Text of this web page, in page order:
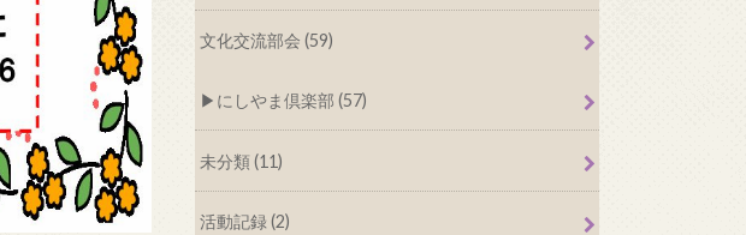
文化交流部会 (59)
にしやま倶楽部 (57)
未分類 (11)
活動記録 (2)